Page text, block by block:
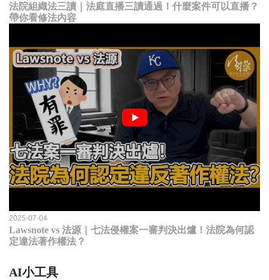
法院組織法三讀｜法庭直播三讀通過！什麼案件可以直播？
帶你看修法內容
2025-07-04
Lawsnote vs 法源｜七法侵權案一審判決出爐！法院為何認
定違法著作權法？
AI小工具